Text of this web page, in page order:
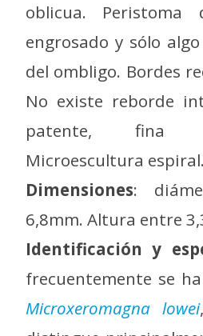
oblicua. Peristoma
engrosado y sólo
del ombligo. Bordes
No existe reborde
patente, fina
Microescultura espiral.
Dimensiones:
6,8mm. Altura entre
Identificación y
frecuentemente se
Microxeromagna lowei